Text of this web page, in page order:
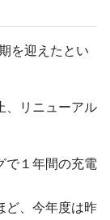
を迎えたとい
、リニューアル
で１年間の充電
ど、今年度は昨